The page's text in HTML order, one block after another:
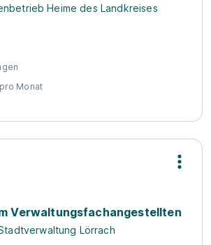
Heime des Landkreises
Monat
Verwaltungsfachangestellten
Lörrach